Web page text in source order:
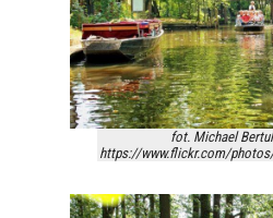
fot. Michael
https://www.flickr.com/